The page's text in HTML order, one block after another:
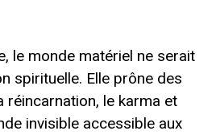
le monde matériel ne serait
spirituelle. Elle prône des
réincarnation, le karma et
invisible accessible aux